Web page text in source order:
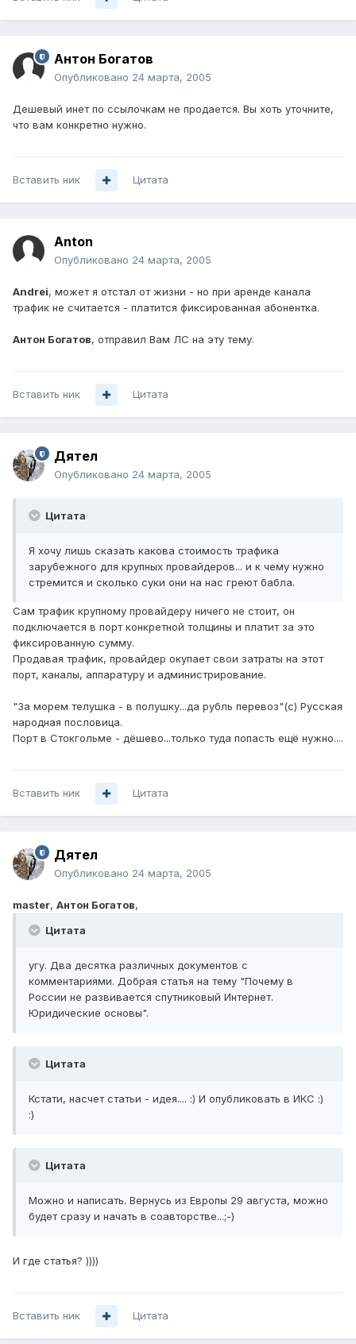
Антон Богатов
Опубликовано 24 марта, 2005
Дешевый инет по ссылочкам не продается. Вы хоть уточните,
что вам конкретно нужно.
Вставить ник Цитата
Anton
Опубликовано 24 марта, 2005
Andrei, может я отстал от жизни - но при аренде канала
трафик не считается - платится фиксированная абонентка.
Антон Богатов, отправил Вам ЛС на эту тему.
Вставить ник Цитата
Дятел
Опубликовано 24 марта, 2005
Цитата
Я хочу лишь сказать какова стоимость трафика
зарубежного для крупных провайдеров... и к чему нужно
стремится и сколько суки они на нас греют бабла.
Сам трафик крупному провайдеру ничего не стоит, он
подключается в порт конкретной толщины и платит за это
фиксированную сумму.
Продавая трафик, провайдер окупает свои затраты на этот
порт, каналы, аппаратуру и администрирование.
"За морем телушка - в полушку...да рубль перевоз"(с) Русская
народная пословица.
Порт в Стокгольме - дёшево...только туда попасть ещё нужно....
Вставить ник Цитата
Дятел
Опубликовано 24 марта, 2005
master, Антон Богатов,
Цитата
угу. Два десятка различных документов с
комментариями. Добрая статья на тему "Почему в
России не развивается спутниковый Интернет.
Юридические основы".
Цитата
Кстати, насчет статьи - идея.... :) И опубликовать в ИКС :)
:)
Цитата
Можно и написать. Вернусь из Европы 29 августа, можно
будет сразу и начать в соавторстве...;-)
И где статья? ))))
Вставить ник Цитата